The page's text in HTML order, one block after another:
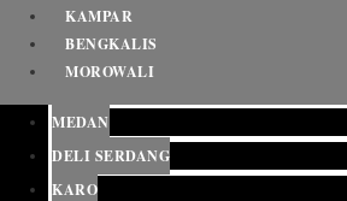
KAMPAR
BENGKALIS
MOROWALI
MEDAN
DELI SERDANG
KARO